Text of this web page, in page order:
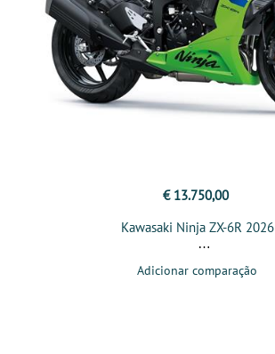
€ 13.750,00
Kawasaki Ninja ZX-6R 2026
Adicionar comparação